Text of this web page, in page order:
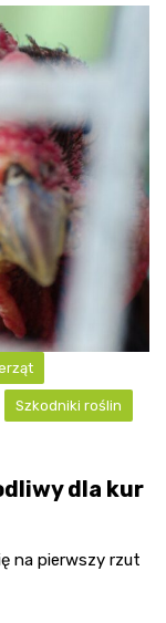
Szkodniki roślin
dla kur
na pierwszy rzut